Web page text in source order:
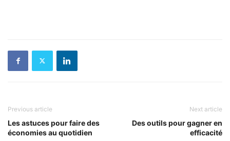
Previous article
Les astuces pour faire des
économies au quotidien
Next article
Des outils pour gagner en
efficacité